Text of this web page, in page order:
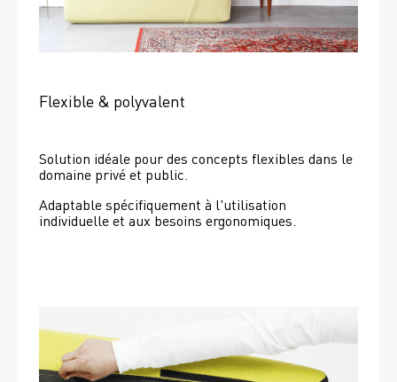
Flexible & polyvalent
Solution idéale pour des concepts flexibles dans le
domaine privé et public.
Adaptable spécifiquement à l'utilisation
individuelle et aux besoins ergonomiques.